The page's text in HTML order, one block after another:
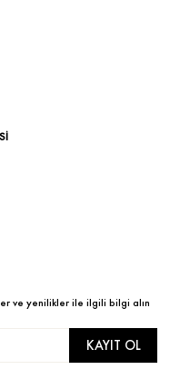
ve yenilikler ile ilgili bilgi alın
KAYIT OL